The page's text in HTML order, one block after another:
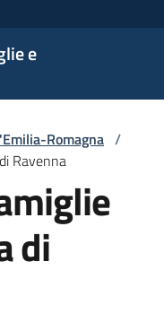
e
Romagna /
Ravenna
di